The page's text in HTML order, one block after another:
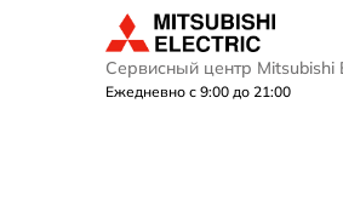
Сервисный центр Mitsubishi
Ежедневно с 9:00 до 21:00